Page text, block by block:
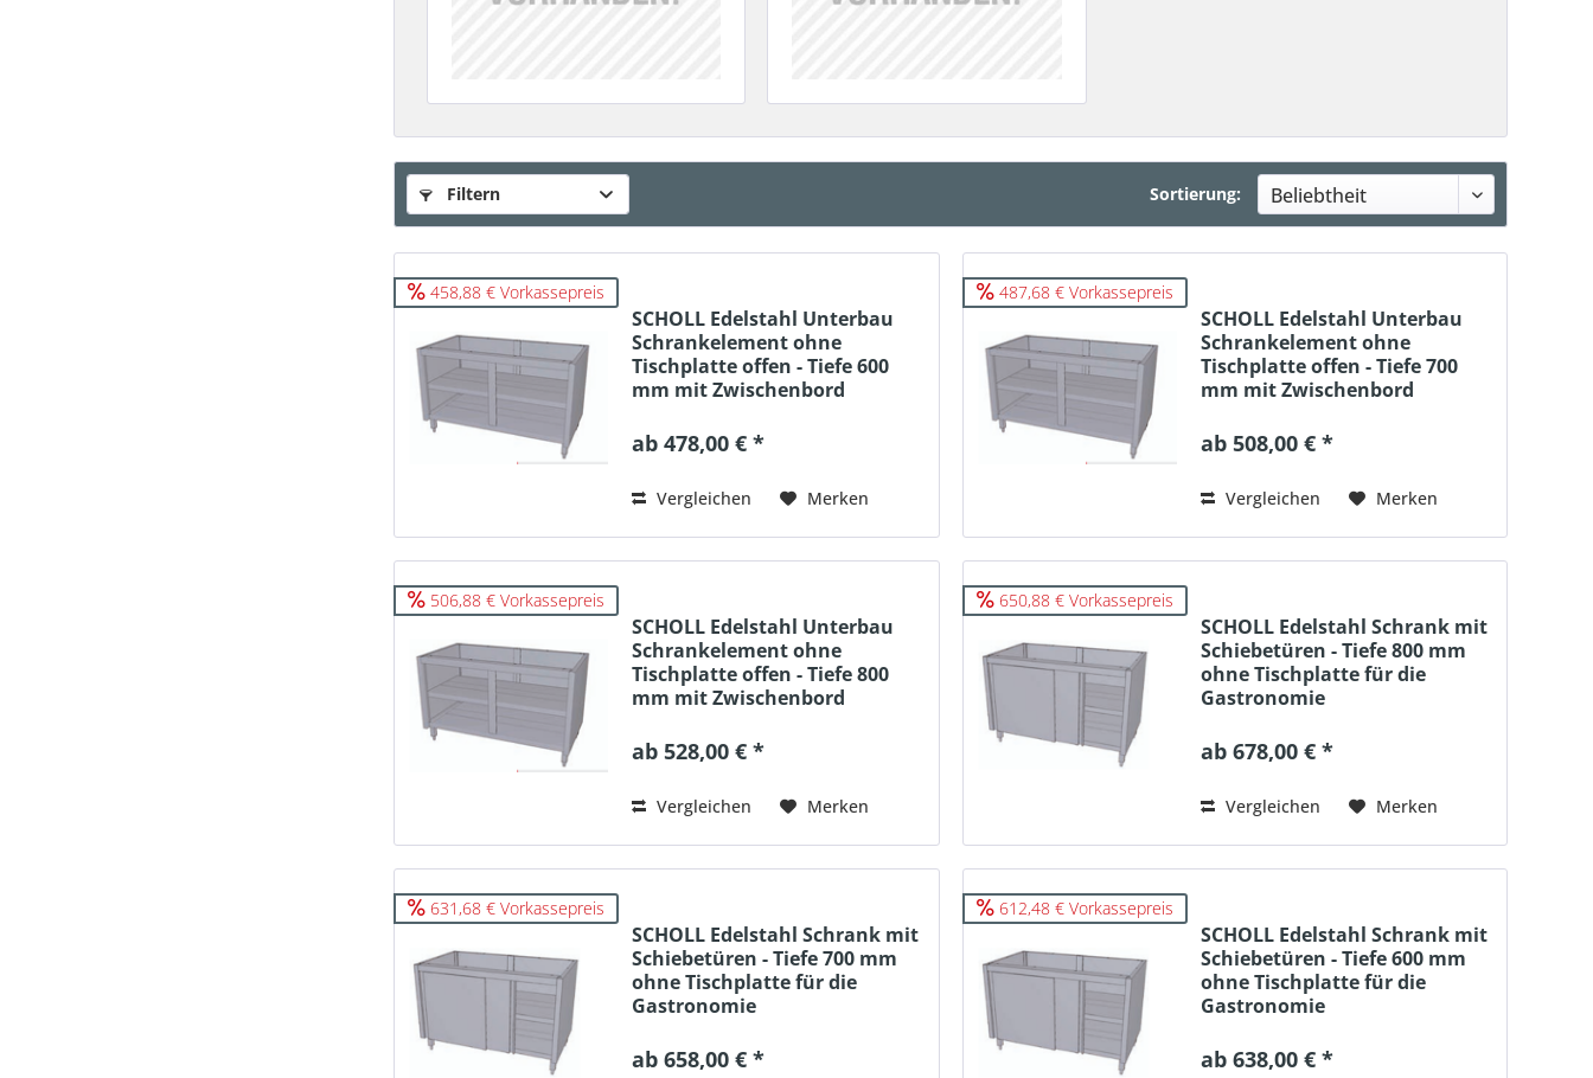
Filtern Sortierung:
458,88 € Vorkassepreis
SCHOLL Edelstahl Unterbau
Schrankelement ohne
Tischplatte offen - Tiefe 600
mm mit Zwischenbord
ab 478,00 € *
Vergleichen Merken
487,68 € Vorkassepreis
SCHOLL Edelstahl Unterbau
Schrankelement ohne
Tischplatte offen - Tiefe 700
mm mit Zwischenbord
ab 508,00 € *
Vergleichen Merken
506,88 € Vorkassepreis
SCHOLL Edelstahl Unterbau
Schrankelement ohne
Tischplatte offen - Tiefe 800
mm mit Zwischenbord
ab 528,00 € *
Vergleichen Merken
650,88 € Vorkassepreis
SCHOLL Edelstahl Schrank mit
Schiebetüren - Tiefe 800 mm
ohne Tischplatte für die
Gastronomie
ab 678,00 € *
Vergleichen Merken
631,68 € Vorkassepreis
SCHOLL Edelstahl Schrank mit
Schiebetüren - Tiefe 700 mm
ohne Tischplatte für die
Gastronomie
ab 658,00 € *
612,48 € Vorkassepreis
SCHOLL Edelstahl Schrank mit
Schiebetüren - Tiefe 600 mm
ohne Tischplatte für die
Gastronomie
ab 638,00 € *